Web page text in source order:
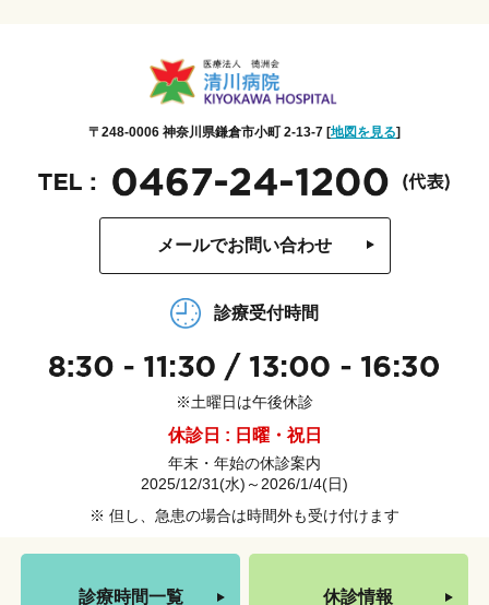
〒248-0006 神奈川県鎌倉市小町 2-13-7 [地図を見る]
メールでお問い合わせ
診療受付時間
※土曜日は午後休診
休診日 : 日曜・祝日
年末・年始の休診案内
2025/12/31(水)～2026/1/4(日)
※ 但し、急患の場合は時間外も受け付けます
診療時間一覧 休診情報